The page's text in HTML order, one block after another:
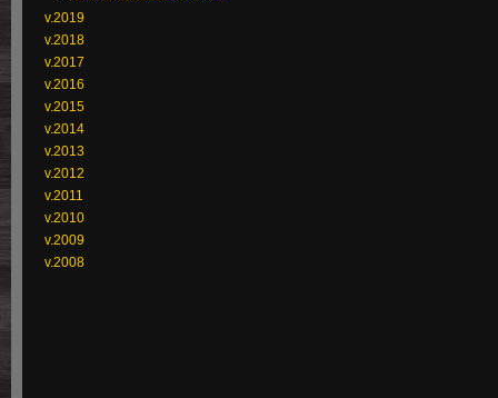
v.2019
v.2018
v.2017
v.2016
v.2015
v.2014
v.2013
v.2012
v.2011
v.2010
v.2009
v.2008